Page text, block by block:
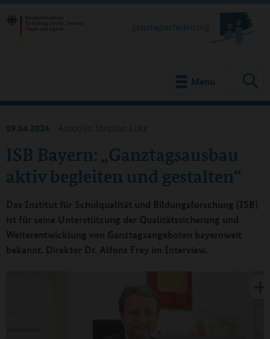
Menu
ISB Bayern: „Ganztagsausbau
aktiv begleiten und gestalten“
09.04.2024 Autor/in: Stephan Lüke
Das Institut für Schulqualität und Bildungsforschung (ISB)
ist für seine Unterstützung der Qualitätssicherung und
Weiterentwicklung von Ganztagsangeboten bayernweit
bekannt. Direktor Dr. Alfons Frey im Interview.